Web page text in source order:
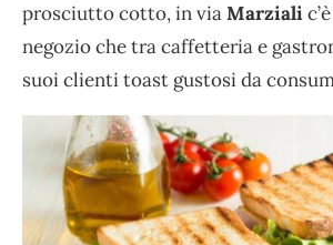
prosciutto cotto, in viaMarziali
negozio che tra caffetteria e
suoi clienti toast gustosi da